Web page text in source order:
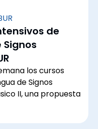
de
los cursos
de Signos
II, una propuesta